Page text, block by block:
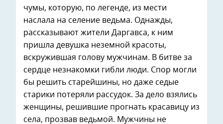
чумы, которую, по легенде, из мести
наслала на селение ведьма. Однажды,
рассказывают жители Даргавса, к ним
пришла девушка неземной красоты,
вскружившая голову мужчинам. В битве за
сердце незнакомки гибли люди. Спор могли
бы решить старейшины, но даже седые
старики потеряли рассудок. За дело взялись
женщины, решившие прогнать красавицу из
села, прозвав ведьмой. Мужчины не